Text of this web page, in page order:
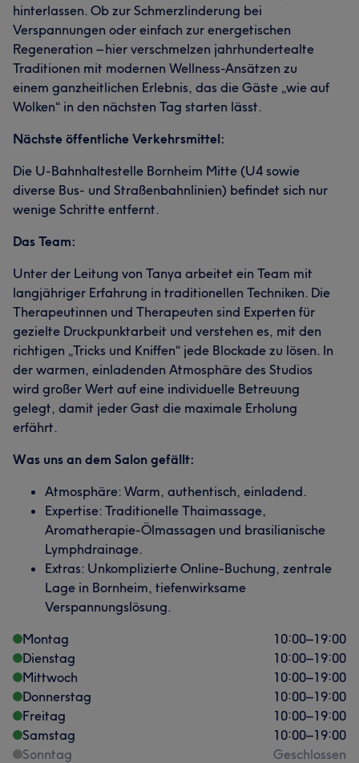
hinterlassen. Ob zur Schmerzlinderung bei
Verspannungen oder einfach zur energetischen
Regeneration – hier verschmelzen jahrhundertealte
Traditionen mit modernen Wellness-Ansätzen zu
einem ganzheitlichen Erlebnis, das die Gäste „wie auf
Wolken“ in den nächsten Tag starten lässt.
Nächste öffentliche Verkehrsmittel:
Die U-Bahnhaltestelle Bornheim Mitte (U4 sowie
diverse Bus- und Straßenbahnlinien) befindet sich nur
wenige Schritte entfernt.
Das Team:
Unter der Leitung von Tanya arbeitet ein Team mit
langjähriger Erfahrung in traditionellen Techniken. Die
Therapeutinnen und Therapeuten sind Experten für
gezielte Druckpunktarbeit und verstehen es, mit den
richtigen „Tricks und Kniffen“ jede Blockade zu lösen. In
der warmen, einladenden Atmosphäre des Studios
wird großer Wert auf eine individuelle Betreuung
gelegt, damit jeder Gast die maximale Erholung
erfährt.
Was uns an dem Salon gefällt:
Atmosphäre: Warm, authentisch, einladend.
Expertise: Traditionelle Thaimassage,
Aromatherapie-Ölmassagen und brasilianische
Lymphdrainage.
Extras: Unkomplizierte Online-Buchung, zentrale
Lage in Bornheim, tiefenwirksame
Verspannungslösung.
Montag
10:00–19:00
Dienstag
10:00–19:00
Mittwoch
10:00–19:00
Donnerstag
10:00–19:00
Freitag
10:00–19:00
Samstag
10:00–19:00
Sonntag
Geschlossen